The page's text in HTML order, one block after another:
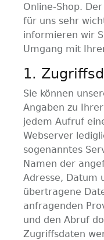
Online-Shop.
für uns sehr
informieren wir
Umgang mit
1.
Sie können
Angaben zu
jedem Aufruf
Webserver
sogenanntes
Namen der
Adresse, Datum
übertragene
anfragenden
und den Abruf
Zugriffsdaten